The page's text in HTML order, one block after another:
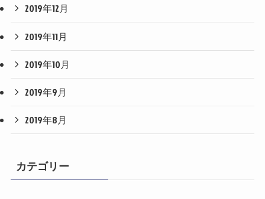
2019年12月
2019年11月
2019年10月
2019年9月
2019年8月
カテゴリー